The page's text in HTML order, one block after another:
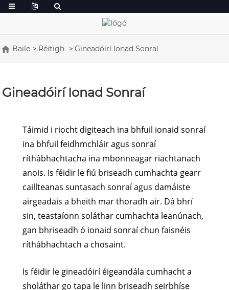
Baile Réitigh Gineadóirí Ionad Sonraí
Gineadóirí Ionad Sonraí
Táimid i riocht digiteach ina bhfuil ionaid sonraí
ina bhfuil feidhmchláir agus sonraí
ríthábhachtacha ina mbonneagar riachtanach
anois. Is féidir le fiú briseadh cumhachta gearr
caillteanas suntasach sonraí agus damáiste
airgeadais a bheith mar thoradh air. Dá bhrí
sin, teastaíonn soláthar cumhachta leanúnach,
gan bhriseadh ó ionaid sonraí chun faisnéis
ríthábhachtach a chosaint.
Is féidir le gineadóirí éigeandála cumhacht a
sholáthar go tapa le linn briseadh seirbhíse